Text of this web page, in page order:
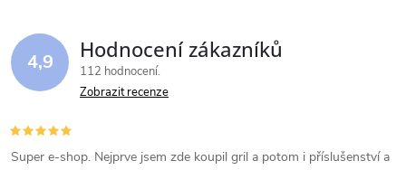
4,9 Hodnocení zákazníků
112 hodnocení
Zobrazit recenze
Super e-shop. Nejprve jsem zde koupil gril a potom i příslušenství a